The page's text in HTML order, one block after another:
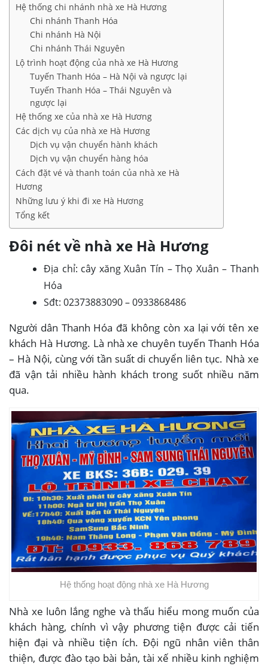
Hệ thống chi nhánh nhà xe Hà Hương
Chi nhánh Thanh Hóa
Chi nhánh Hà Nội
Chi nhánh Thái Nguyên
Lộ trình hoạt động của nhà xe Hà Hương
Tuyến Thanh Hóa – Hà Nội và ngược lại
Tuyến Thanh Hóa – Thái Nguyên và
ngược lại
Hệ thống xe của nhà xe Hà Hương
Các dịch vụ của nhà xe Hà Hương
Dịch vụ vận chuyển hành khách
Dịch vụ vận chuyển hàng hóa
Cách đặt vé và thanh toán của nhà xe Hà
Hương
Những lưu ý khi đi xe Hà Hương
Tổng kết
Đôi nét về nhà xe Hà Hương
Địa chỉ: cây xăng Xuân Tín – Thọ Xuân – Thanh
Hóa
Sđt: 02373883090 – 0933868486
Người dân Thanh Hóa đã không còn xa lại với tên xe
khách Hà Hương. Là nhà xe chuyên tuyến Thanh Hóa
– Hà Nội, cùng với tần suất di chuyển liên tục. Nhà xe
đã vận tải nhiều hành khách trong suốt nhiều năm
qua.
Hệ thống hoạt động nhà xe Hà Hương
Nhà xe luôn lắng nghe và thấu hiểu mong muốn của
khách hàng, chính vì vậy phương tiện được cải tiến
hiện đại và nhiều tiện ích. Đội ngũ nhân viên thân
thiện, được đào tạo bài bản, tài xế nhiều kinh nghiệm